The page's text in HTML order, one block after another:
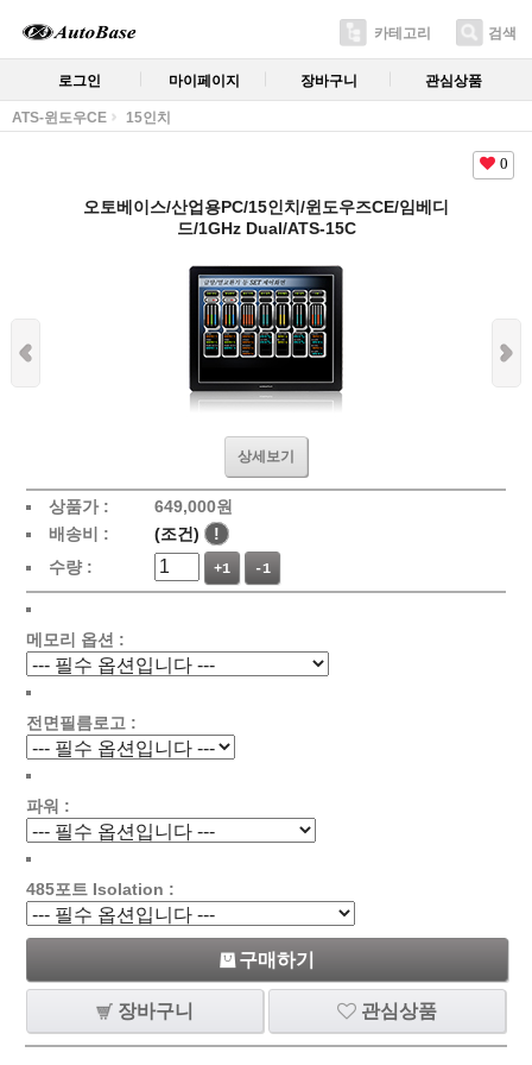
카테고리 검색
로그인 마이페이지 장바구니 관심상품
ATS-윈도우CE 15인치
0
오토베이스/산업용PC/15인치/윈도우즈CE/임베디
드/1GHz Dual/ATS-15C
상세보기
상품가 :
649,000원
배송비 :
(조건)
!
수량 :
+1 -1
메모리 옵션 :
전면필름로고 :
파워 :
485포트 Isolation :
구매하기
장바구니 관심상품